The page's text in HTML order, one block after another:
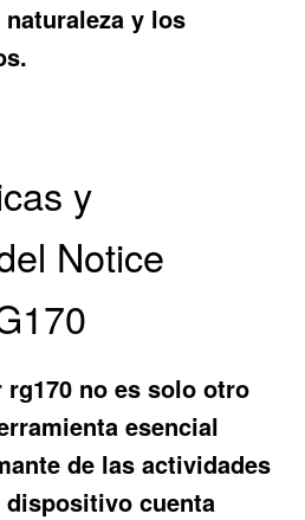
y los
y
Notice
rg170 no es solo otro
esencial
de las actividades
cuenta